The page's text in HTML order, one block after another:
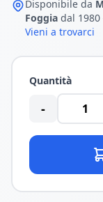
Disponibile da
Foggia dal
Vieni a trovarci
Quantità
-